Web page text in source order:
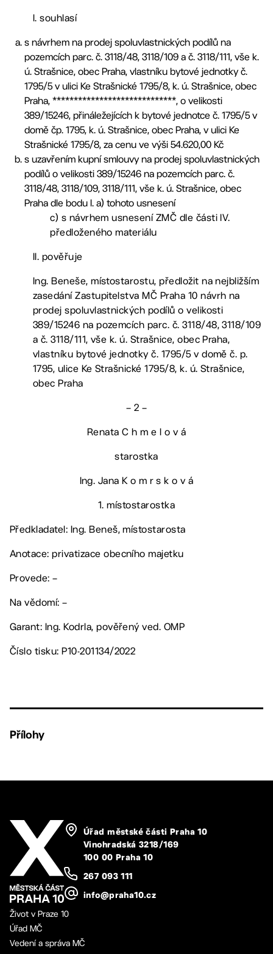
I. souhlasí
s návrhem na prodej spoluvlastnických podílů na
pozemcích parc. č. 3118/48, 3118/109 a č. 3118/111, vše k.
ú. Strašnice, obec Praha, vlastníku bytové jednotky č.
1795/5 v ulici Ke Strašnické 1795/8, k. ú. Strašnice, obec
Praha, *****************************, o velikosti
389/15246, přináležejících k bytové jednotce č. 1795/5 v
domě čp. 1795, k. ú. Strašnice, obec Praha, v ulici Ke
Strašnické 1795/8, za cenu ve výši 54.620,00 Kč
s uzavřením kupní smlouvy na prodej spoluvlastnických
podílů o velikosti 389/15246 na pozemcích parc. č.
3118/48, 3118/109, 3118/111, vše k. ú. Strašnice, obec
Praha dle bodu I. a) tohoto usnesení
c) s návrhem usnesení ZMČ dle části IV.
předloženého materiálu
II. pověřuje
Ing. Beneše, místostarostu, předložit na nejbližším
zasedání Zastupitelstva MČ Praha 10 návrh na
prodej spoluvlastnických podílů o velikosti
389/15246 na pozemcích parc. č. 3118/48, 3118/109
a č. 3118/111, vše k. ú. Strašnice, obec Praha,
vlastníku bytové jednotky č. 1795/5 v domě č. p.
1795, ulice Ke Strašnické 1795/8, k. ú. Strašnice,
obec Praha
– 2 –
Renata C h m e l o v á
starostka
Ing. Jana K o m r s k o v á
1. místostarostka
Předkladatel: Ing. Beneš, místostarosta
Anotace: privatizace obecního majetku
Provede: –
Na vědomí: –
Garant: Ing. Kodrla, pověřený ved. OMP
Číslo tisku: P10-201134/2022
Přílohy
Úřad městské části Praha 10
Vinohradská 3218/169
100 00 Praha 10
267 093 111
info@praha10.cz
Život v Praze 10
Úřad MČ
Vedení a správa MČ